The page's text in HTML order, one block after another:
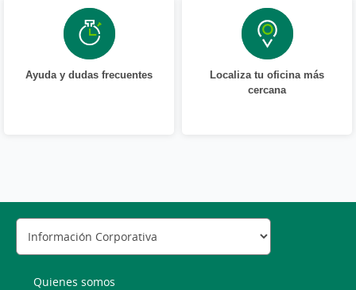
Ayuda y dudas frecuentes
Localiza tu oficina más
cercana
Quienes somos